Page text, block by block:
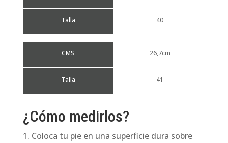
Talla 40
CMS
Talla
26,7cm
41
¿Cómo medirlos?
Coloca tu pie en una superficie dura sobre